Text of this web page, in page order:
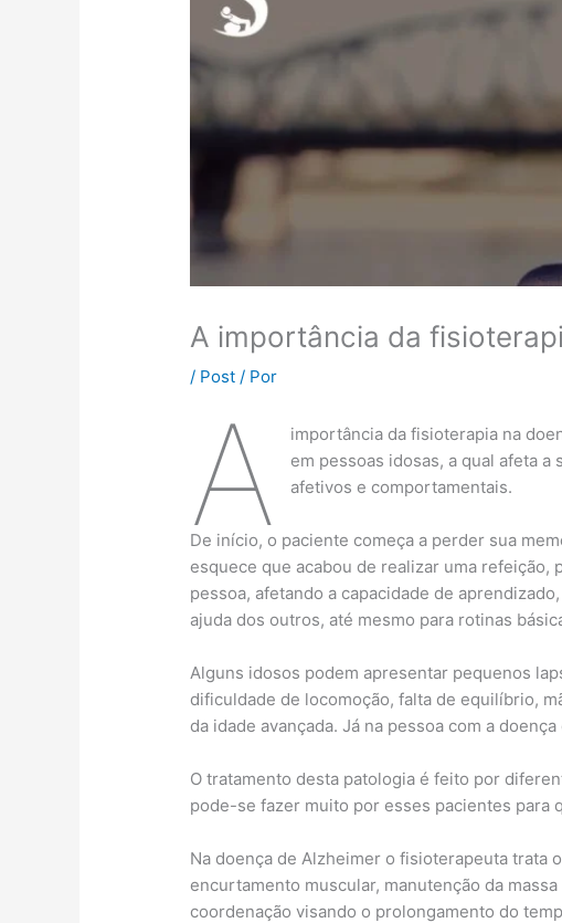
A importância da
/ Post / Por
A
importância da fisioterapia na
em pessoas idosas, a qual afeta
afetivos e comportamentais.
De início, o paciente começa a perder sua
esquece que acabou de realizar uma
pessoa, afetando a capacidade de
ajuda dos outros, até mesmo para rotinas
Alguns idosos podem apresentar pequenos
dificuldade de locomoção, falta de equilíbrio,
da idade avançada. Já na pessoa com a
O tratamento desta patologia é feito por
pode-se fazer muito por esses pacientes para
Na doença de Alzheimer o fisioterapeuta
encurtamento muscular, manutenção da
coordenação visando o prolongamento do